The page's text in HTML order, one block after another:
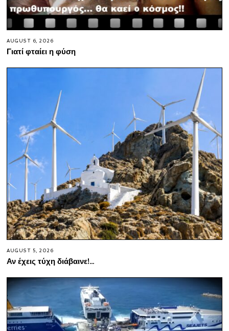
AUGUST 6, 2026
Γιατί φταίει η φύση
AUGUST 5, 2026
Αν έχεις τύχη διάβαινε!…